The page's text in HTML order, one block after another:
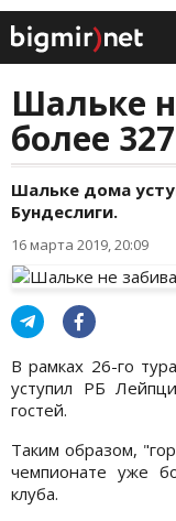
Шальке
более
Шальке дома
Бундеслиги.
16 марта 2019, 20:09
В рамках 26-го
уступил РБ
гостей.
Таким образом,
чемпионате уже
клуба.